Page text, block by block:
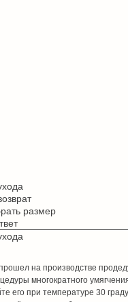
размер
на производстве
многократного
его при температуре 30